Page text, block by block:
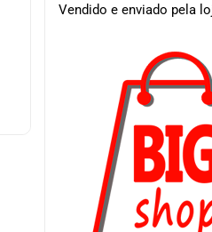
Vendido e enviado pela